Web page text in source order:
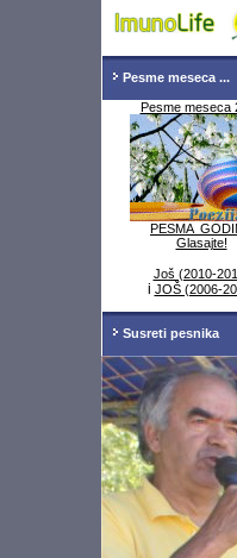
Pesme meseca ...
Pesme meseca
PESMA
Glasajte!
Još (2010-
i JOŠ (2006-
Susreti pesnika